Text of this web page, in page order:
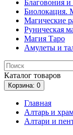
Благовония
Биолокация.
Магические
Руническая
Магия Таро
Амулеты и
Каталог товаров
Корзина: 0
Главная
Алтарь и
Алтари и